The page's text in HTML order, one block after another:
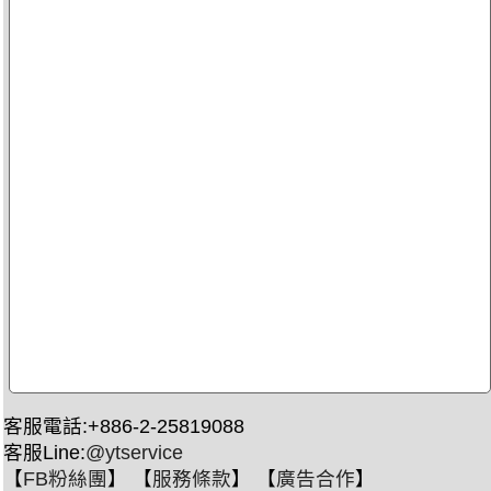
客服電話:+886-2-25819088
客服Line:@ytservice
【FB粉絲團 】 【服務條款】 【廣告合作】